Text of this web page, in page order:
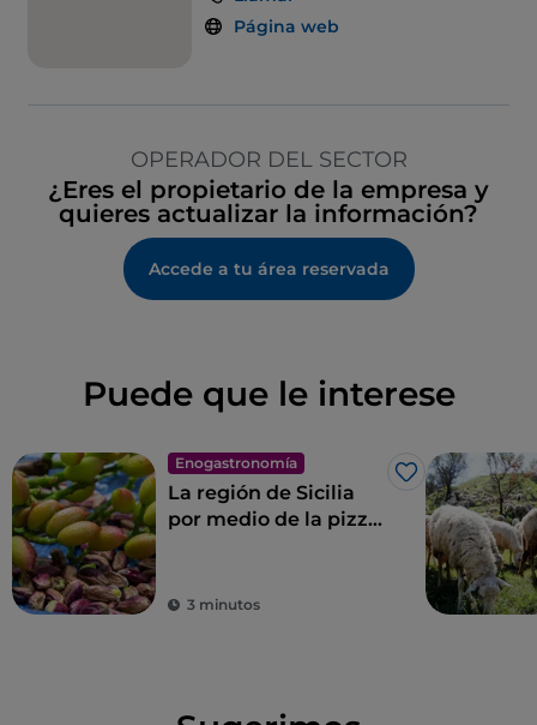
Página web
OPERADOR DEL SECTOR
¿Eres el propietario de la empresa y
quieres actualizar la información?
Accede a tu área reservada
Puede que le interese
Enogastronomía
Me gusta
La región de Sicilia
por medio de la pizza
3 minutos